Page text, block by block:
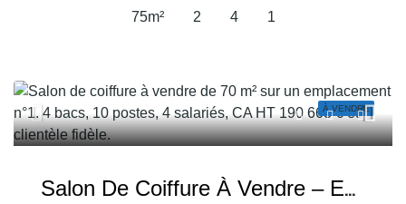
75m² 2 4 1
À VENDRE
Salon De Coiffure À Vendre – Emplacement N°1 Avec Clientèle Fidèle Et Équipe En Place